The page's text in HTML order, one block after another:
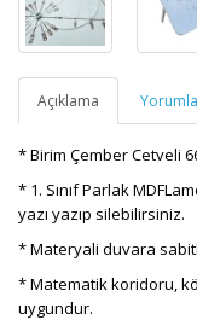
Açıklama
* Birim Çember Cetveli
* 1. Sınıf Parlak
yazı yazıp silebilirsiniz.
* Materyali duvara
* Matematik koridoru,
uygundur.